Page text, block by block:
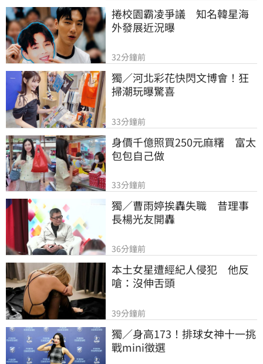
捲校園霸凌爭議　知名韓星海
外發展近況曝
32分鐘前
獨／河北彩花快閃文博會！狂
掃潮玩曝驚喜
33分鐘前
身價千億照買250元麻糬　富太
包包自己做
33分鐘前
獨／曹雨婷挨轟失職　昔理事
長楊光友開轟
36分鐘前
本土女星遭經紀人侵犯　他反
嗆：沒伸舌頭
39分鐘前
獨／身高173！排球女神十一挑
戰mini徵選